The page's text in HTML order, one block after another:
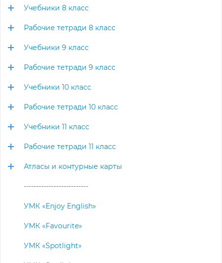
Учебники 8 класс
Рабочие тетради 8 класс
Учебники 9 класс
Рабочие тетради 9 класс
Учебники 10 класс
Рабочие тетради 10 класс
Учебники 11 класс
Рабочие тетради 11 класс
Атласы и контурные карты
--------------------------
УМК «Enjoy English»
УМК «Favourite»
УМК «Spotlight»